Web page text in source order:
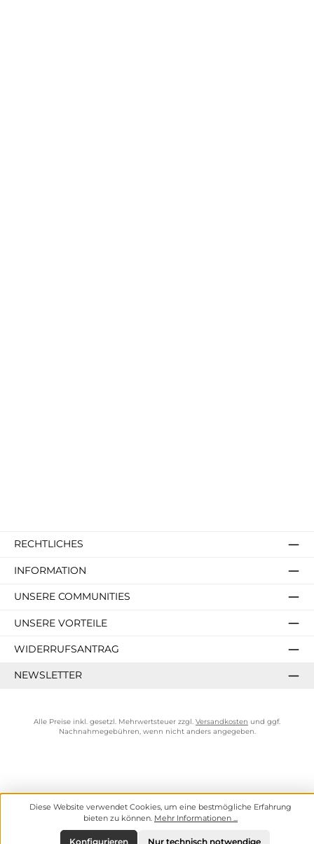
RECHTLICHES
INFORMATION
UNSERE COMMUNITIES
UNSERE VORTEILE
WIDERRUFSANTRAG
NEWSLETTER
Alle Preise inkl. gesetzl. Mehrwertsteuer zzgl. Versandkosten und ggf.
Nachnahmegebühren, wenn nicht anders angegeben.
Diese Website verwendet Cookies, um eine bestmögliche Erfahrung
bieten zu können. Mehr Informationen ...
Nur technisch notwendige
Konfigurieren